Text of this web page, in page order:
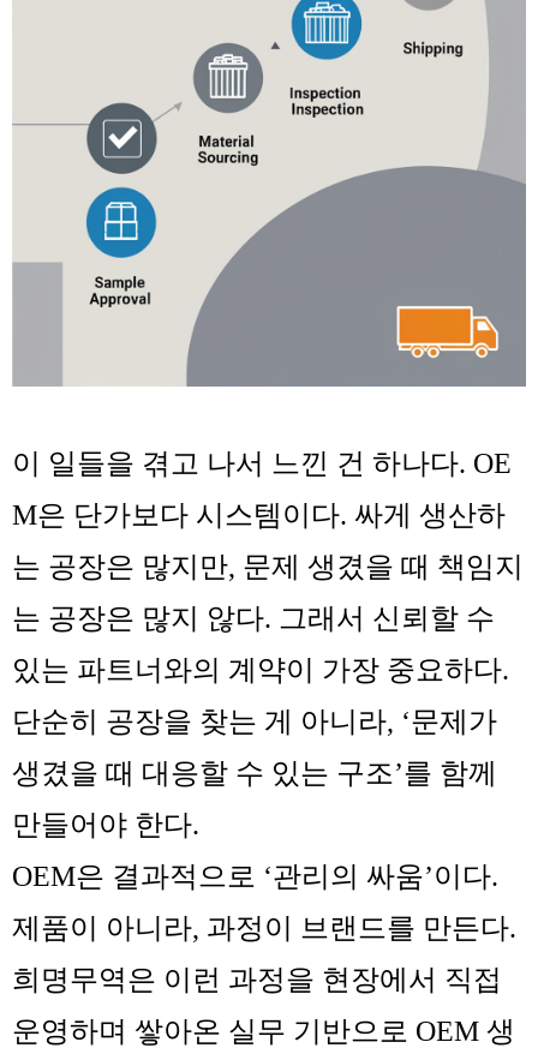
이 일들을 겪고 나서 느낀 건 하나다. OE
M은 단가보다 시스템이다. 싸게 생산하
는 공장은 많지만, 문제 생겼을 때 책임지
는 공장은 많지 않다. 그래서 신뢰할 수
있는 파트너와의 계약이 가장 중요하다.
단순히 공장을 찾는 게 아니라, ‘문제가
생겼을 때 대응할 수 있는 구조’를 함께
만들어야 한다.
OEM은 결과적으로 ‘관리의 싸움’이다.
제품이 아니라, 과정이 브랜드를 만든다.
희명무역은 이런 과정을 현장에서 직접
운영하며 쌓아온 실무 기반으로 OEM 생